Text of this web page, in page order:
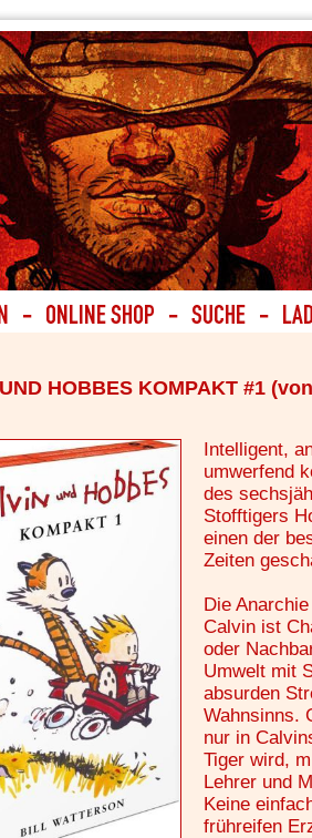
HOBBES KOMPAKT #1
Intelligent,
umwerfend
des
Stofftigers
einen der
Zeiten
Die
Calvin ist
oder
Umwelt mit
absurden
Wahnsinns.
nur in
Tiger wird,
Lehrer und
Keine
frühreifen